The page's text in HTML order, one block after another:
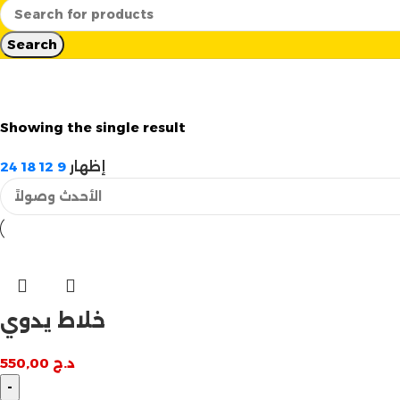
Search
Showing the single result
إظهار 9
12
18
24
خلاط يدوي
د.ج